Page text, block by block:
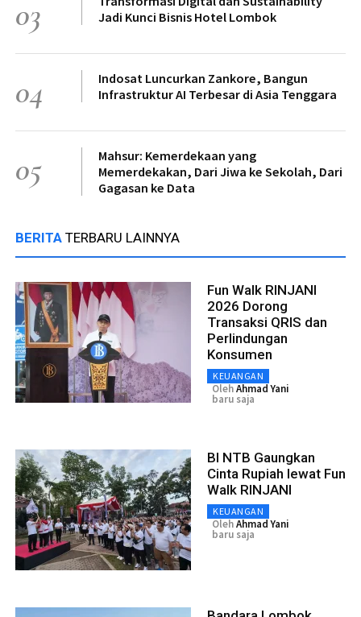
03
Jadi Kunci Bisnis Hotel Lombok
04
Indosat Luncurkan Zankore, Bangun
Infrastruktur AI Terbesar di Asia Tenggara
05
Mahsur: Kemerdekaan yang
Memerdekakan, Dari Jiwa ke Sekolah, Dari
Gagasan ke Data
BERITA TERBARU LAINNYA
Fun Walk RINJANI
2026 Dorong
Transaksi QRIS dan
Perlindungan
Konsumen
KEUANGAN
OlehAhmad Yani
baru saja
BI NTB Gaungkan
Cinta Rupiah lewat Fun
Walk RINJANI
KEUANGAN
OlehAhmad Yani
baru saja